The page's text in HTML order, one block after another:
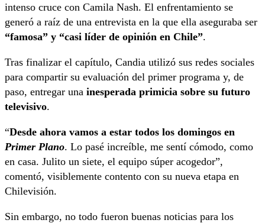
intenso cruce con Camila Nash. El enfrentamiento se
generó a raíz de una entrevista en la que ella aseguraba ser
“famosa” y “casi líder de opinión en Chile”.
Tras finalizar el capítulo, Candia utilizó sus redes sociales
para compartir su evaluación del primer programa y, de
paso, entregar una inesperada primicia sobre su futuro
televisivo.
“Desde ahora vamos a estar todos los domingos en
Primer Plano. Lo pasé increíble, me sentí cómodo, como
en casa. Julito un siete, el equipo súper acogedor”,
comentó, visiblemente contento con su nueva etapa en
Chilevisión.
Sin embargo, no todo fueron buenas noticias para los